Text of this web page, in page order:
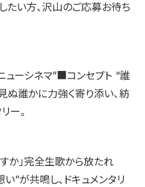
たい方、沢山のご応募お待ち
ューシネマ”■コンセプト “誰
ぬ誰かに力強く寄り添い、紡
ー。
か」完全生歌から放たれ
”が共鳴し、ドキュメンタリ